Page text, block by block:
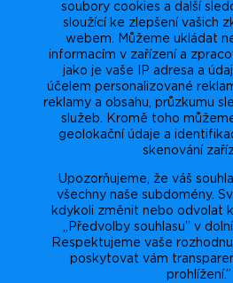
soubory cookies a další
sloužící ke zlepšení vašich
webem. Můžeme ukládat
informacím v zařízení a
jako je vaše IP adresa a
účelem personalizované
reklamy a obsahu, průzkumu
služeb. Kromě toho
geolokační údaje a
skenování
Upozorňujeme, že váš
všechny naše subdomény.
kdykoli změnit nebo odvolat
„Předvolby souhlasu” v
Respektujeme vaše
poskytovat vám
prohlížení.”